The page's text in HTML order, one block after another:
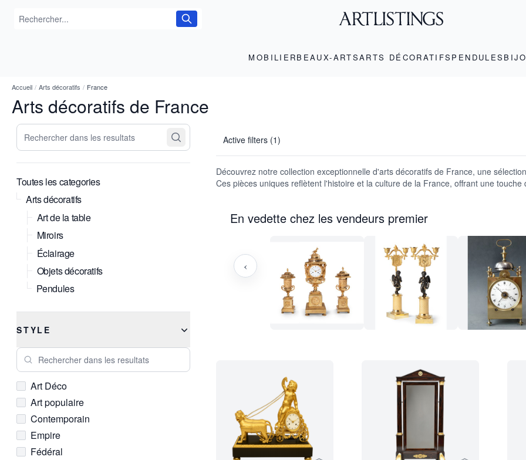
MOBILIERBEAUX-ARTSARTS DÉCORATIFS PENDULES
Accueil / Arts décoratifs / France
Arts décoratifs de France
Rechercher dans les resultats
Toutes les categories
Arts décoratifs
Art de la table
Miroirs
Éclairage
Objets décoratifs
Pendules
STYLE
Rechercher dans les resultats
Art Déco
Art populaire
Contemporain
Empire
Fédéral
Active filters (1)
Découvrez notre collection exceptionnelle d'arts décoratifs de France, une
Ces pièces uniques reflètent l'histoire et la culture de la France, offrant une touche
En vedette chez les vendeurs premier
‹